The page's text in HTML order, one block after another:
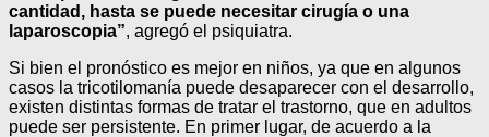
cantidad, hasta se puede necesitar cirugía o una
laparoscopia”, agregó el psiquiatra.
Si bien el pronóstico es mejor en niños, ya que en algunos
casos la tricotilomanía puede desaparecer con el desarrollo,
existen distintas formas de tratar el trastorno, que en adultos
puede ser persistente. En primer lugar, de acuerdo a la